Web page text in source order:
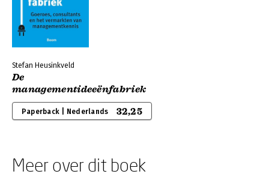
Stefan Heusinkveld
De
managementideeënfabriek
Paperback | Nederlands 32,25
Meer over dit boek